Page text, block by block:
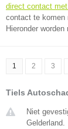
direct contact
contact te komen
Hieronder
1 2 3
Tiels
Niet
Gelderland.